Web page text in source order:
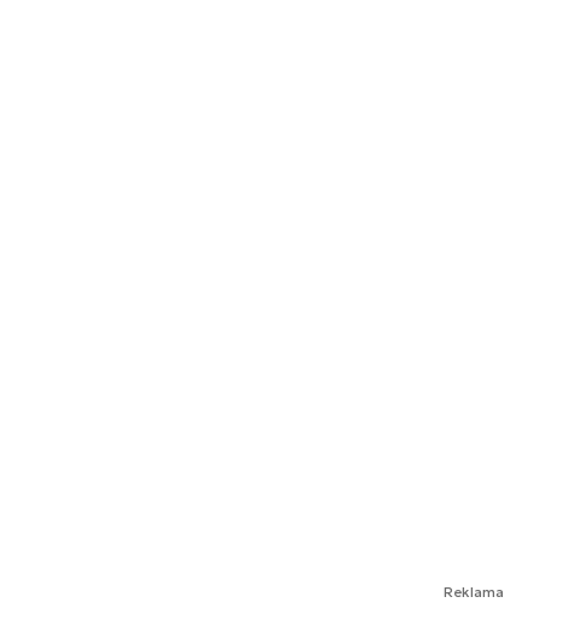
Reklama